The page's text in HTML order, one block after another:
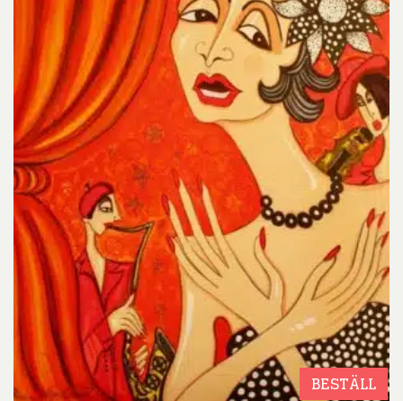
BESTÄLL